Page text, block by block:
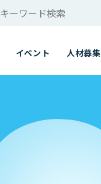
イベント 人材募集